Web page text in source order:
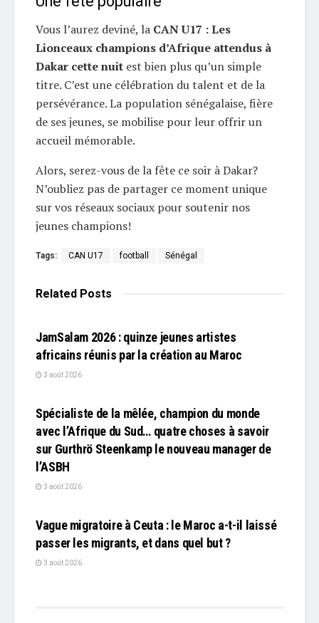
Vous l’aurez deviné, la CAN U17 : Les
Lionceaux champions d’Afrique attendus à
Dakar cette nuit est bien plus qu’un simple
titre. C’est une célébration du talent et de la
persévérance. La population sénégalaise, fière
de ses jeunes, se mobilise pour leur offrir un
accueil mémorable.
Alors, serez-vous de la fête ce soir à Dakar?
N’oubliez pas de partager ce moment unique
sur vos réseaux sociaux pour soutenir nos
jeunes champions!
Tags: CAN U17 football Sénégal
Related Posts
JamSalam 2026 : quinze jeunes artistes
africains réunis par la création au Maroc
3 août 2026
Spécialiste de la mêlée, champion du monde
avec l’Afrique du Sud… quatre choses à savoir
sur Gurthrö Steenkamp le nouveau manager de
l’ASBH
3 août 2026
Vague migratoire à Ceuta : le Maroc a-t-il laissé
passer les migrants, et dans quel but ?
3 août 2026